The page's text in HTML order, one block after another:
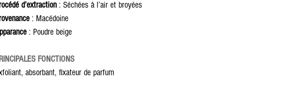
d’extraction: Séchées à l’air et broyées
: Macédoine
: Poudre beige
FONCTIONS
absorbant, fixateur de parfum